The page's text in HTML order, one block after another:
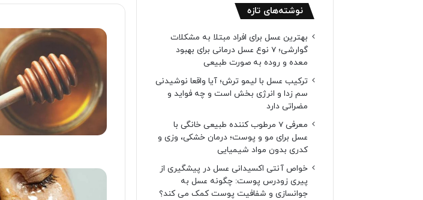
نوشته‌های تازه
بهترین عسل برای افراد مبتلا به مشکلات
گوارشی؛ 7 نوع عسل درمانی برای بهبود
معده و روده به صورت طبیعی
ترکیب عسل با لیمو ترش؛ آیا واقعا نوشیدنی
سم زدا و انرژی بخش است و چه فواید و
مضراتی دارد
معرفی 7 مرطوب کننده طبیعی خانگی با
عسل برای مو و پوست؛ درمان خشکی، وزی و
کدری بدون مواد شیمیایی
خواص آنتی اکسیدانی عسل در پیشگیری از
پیری زودرس پوست: چگونه عسل به
جوانسازی و شفافیت پوست کمک می کند؟